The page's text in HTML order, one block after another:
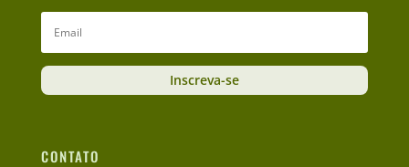
Inscreva-se
CONTATO